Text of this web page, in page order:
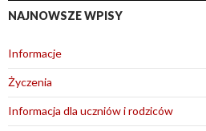
NAJNOWSZE WPISY
Informacje
Życzenia
Informacja dla uczniów i rodziców